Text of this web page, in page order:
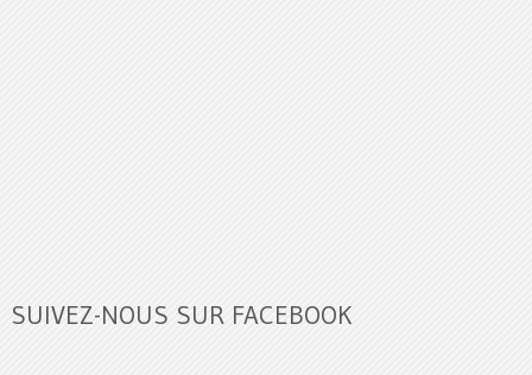
SUIVEZ-NOUS SUR FACEBOOK